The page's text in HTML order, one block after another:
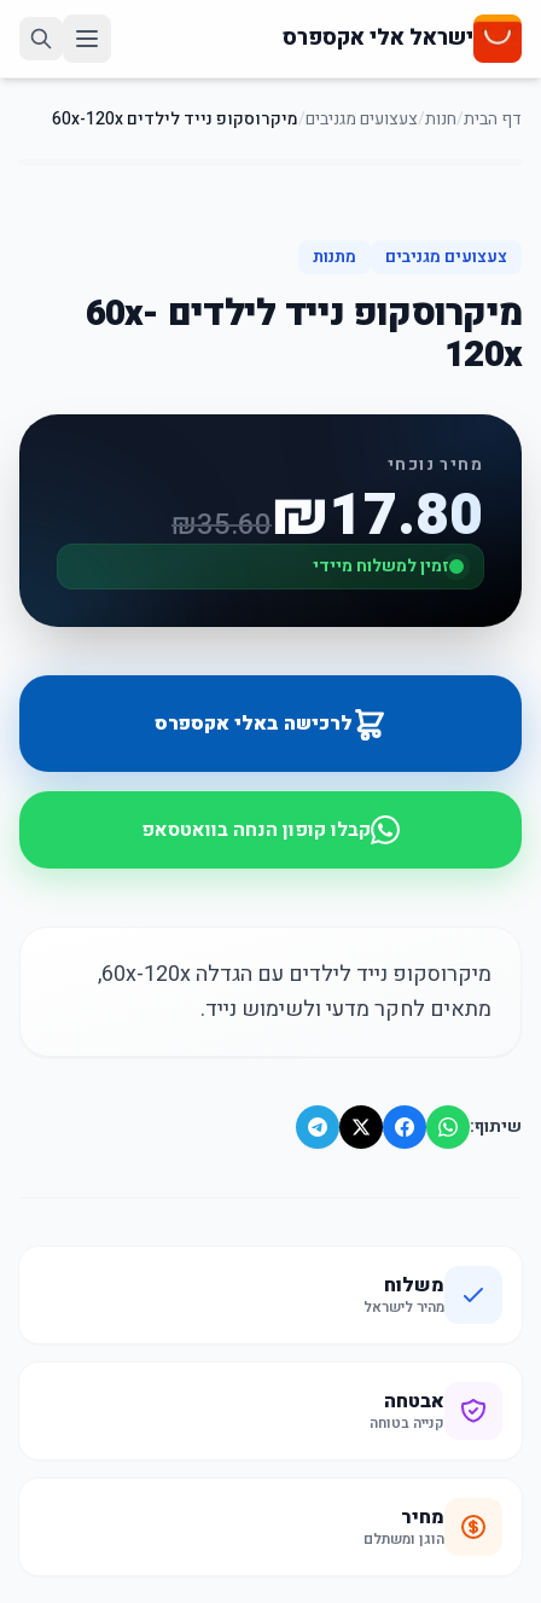
ישראל אלי אקספרס
דף הבית/חנות/צעצועים מגניבים/מיקרוסקופ נייד לילדים 60x-120x
צעצועים מגניבים
מתנות
מיקרוסקופ נייד לילדים 60x-
120x
מחיר נוכחי
₪17.80
₪35.60
זמין למשלוח מיידי
לרכישה באלי אקספרס
קבלו קופון הנחה בוואטסאפ
מיקרוסקופ נייד לילדים עם הגדלה 60x-120x,
מתאים לחקר מדעי ולשימוש נייד.
שיתוף:
משלוח
מהיר לישראל
אבטחה
קנייה בטוחה
מחיר
הוגן ומשתלם